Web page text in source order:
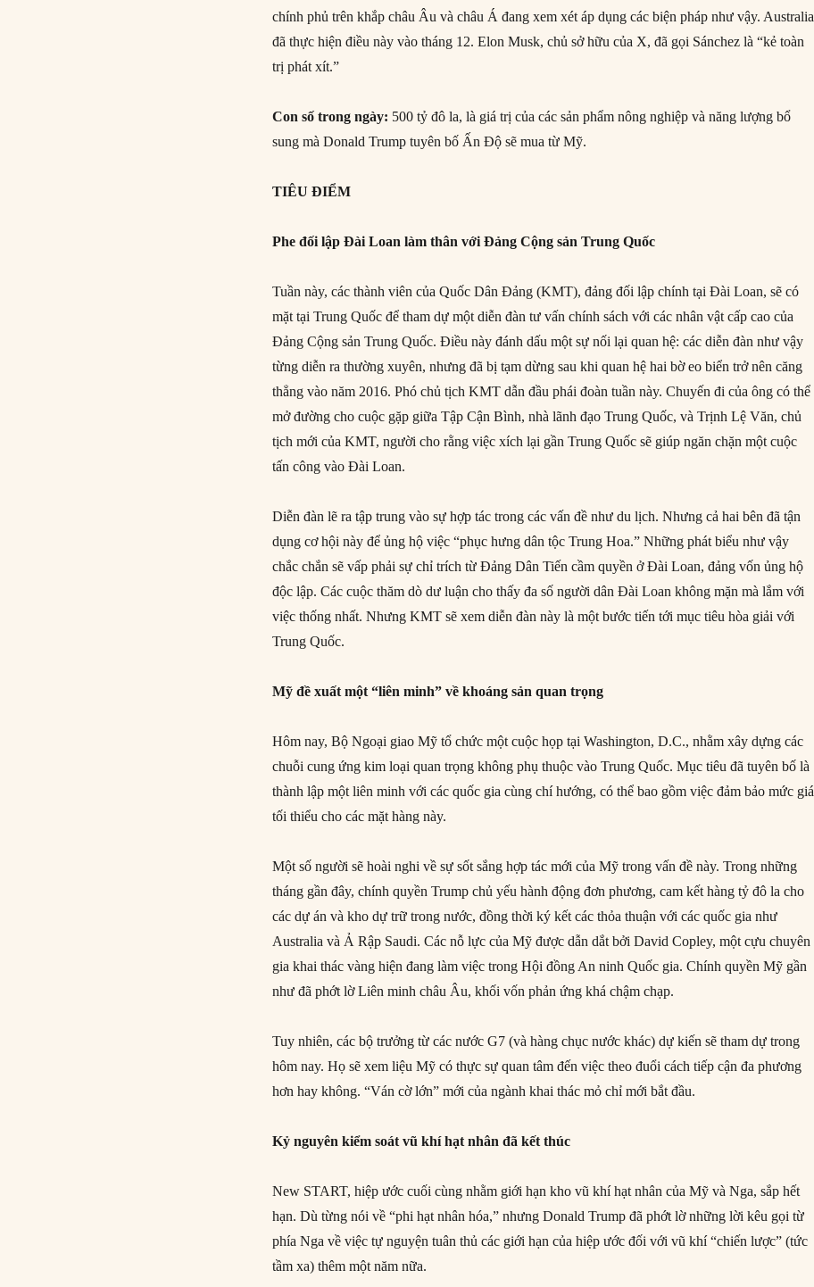
chính phủ trên khắp châu Âu và châu Á đang xem xét áp dụng các biện pháp như vậy. Australia
đã thực hiện điều này vào tháng 12. Elon Musk, chủ sở hữu của X, đã gọi Sánchez là “kẻ toàn
trị phát xít.”
Con số trong ngày: 500 tỷ đô la, là giá trị của các sản phẩm nông nghiệp và năng lượng bổ
sung mà Donald Trump tuyên bố Ấn Độ sẽ mua từ Mỹ.
TIÊU ĐIỂM
Phe đối lập Đài Loan làm thân với Đảng Cộng sản Trung Quốc
Tuần này, các thành viên của Quốc Dân Đảng (KMT), đảng đối lập chính tại Đài Loan, sẽ có
mặt tại Trung Quốc để tham dự một diễn đàn tư vấn chính sách với các nhân vật cấp cao của
Đảng Cộng sản Trung Quốc. Điều này đánh dấu một sự nối lại quan hệ: các diễn đàn như vậy
từng diễn ra thường xuyên, nhưng đã bị tạm dừng sau khi quan hệ hai bờ eo biển trở nên căng
thẳng vào năm 2016. Phó chủ tịch KMT dẫn đầu phái đoàn tuần này. Chuyến đi của ông có thể
mở đường cho cuộc gặp giữa Tập Cận Bình, nhà lãnh đạo Trung Quốc, và Trịnh Lệ Văn, chủ
tịch mới của KMT, người cho rằng việc xích lại gần Trung Quốc sẽ giúp ngăn chặn một cuộc
tấn công vào Đài Loan.
Diễn đàn lẽ ra tập trung vào sự hợp tác trong các vấn đề như du lịch. Nhưng cả hai bên đã tận
dụng cơ hội này để ủng hộ việc “phục hưng dân tộc Trung Hoa.” Những phát biểu như vậy
chắc chắn sẽ vấp phải sự chỉ trích từ Đảng Dân Tiến cầm quyền ở Đài Loan, đảng vốn ủng hộ
độc lập. Các cuộc thăm dò dư luận cho thấy đa số người dân Đài Loan không mặn mà lắm với
việc thống nhất. Nhưng KMT sẽ xem diễn đàn này là một bước tiến tới mục tiêu hòa giải với
Trung Quốc.
Mỹ đề xuất một “liên minh” về khoáng sản quan trọng
Hôm nay, Bộ Ngoại giao Mỹ tổ chức một cuộc họp tại Washington, D.C., nhằm xây dựng các
chuỗi cung ứng kim loại quan trọng không phụ thuộc vào Trung Quốc. Mục tiêu đã tuyên bố là
thành lập một liên minh với các quốc gia cùng chí hướng, có thể bao gồm việc đảm bảo mức giá
tối thiểu cho các mặt hàng này.
Một số người sẽ hoài nghi về sự sốt sắng hợp tác mới của Mỹ trong vấn đề này. Trong những
tháng gần đây, chính quyền Trump chủ yếu hành động đơn phương, cam kết hàng tỷ đô la cho
các dự án và kho dự trữ trong nước, đồng thời ký kết các thỏa thuận với các quốc gia như
Australia và Ả Rập Saudi. Các nỗ lực của Mỹ được dẫn dắt bởi David Copley, một cựu chuyên
gia khai thác vàng hiện đang làm việc trong Hội đồng An ninh Quốc gia. Chính quyền Mỹ gần
như đã phớt lờ Liên minh châu Âu, khối vốn phản ứng khá chậm chạp.
Tuy nhiên, các bộ trưởng từ các nước G7 (và hàng chục nước khác) dự kiến sẽ tham dự trong
hôm nay. Họ sẽ xem liệu Mỹ có thực sự quan tâm đến việc theo đuổi cách tiếp cận đa phương
hơn hay không. “Ván cờ lớn” mới của ngành khai thác mỏ chỉ mới bắt đầu.
Kỷ nguyên kiểm soát vũ khí hạt nhân đã kết thúc
New START, hiệp ước cuối cùng nhằm giới hạn kho vũ khí hạt nhân của Mỹ và Nga, sắp hết
hạn. Dù từng nói về “phi hạt nhân hóa,” nhưng Donald Trump đã phớt lờ những lời kêu gọi từ
phía Nga về việc tự nguyện tuân thủ các giới hạn của hiệp ước đối với vũ khí “chiến lược” (tức
tầm xa) thêm một năm nữa.